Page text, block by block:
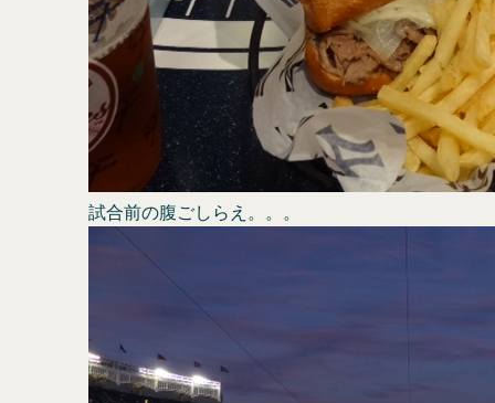
試合前の腹ごしらえ。。。